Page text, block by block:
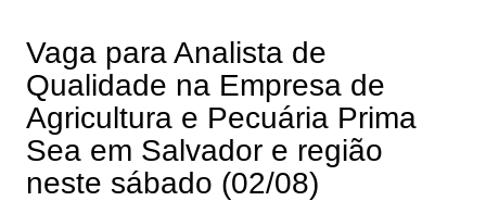
Vaga para Analista de
Qualidade na Empresa de
Agricultura e Pecuária Prima
Sea em Salvador e região
neste sábado (02/08)